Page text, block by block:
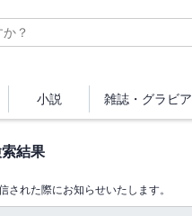
小説 雑誌・ グラビア
結果
された際にお知らせいたします。